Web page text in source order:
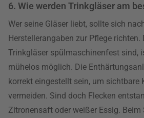
6. Wie werden Trinkgläser am
Wer seine Gläser liebt, sollte sich
Herstellerangaben zur Pflege richten.
Trinkgläser spülmaschinenfest sind,
mühelos möglich. Die
korrekt eingestellt sein, um sichtbare
vermeiden. Sind doch Flecken
Zitronensaft oder weißer Essig. Beim